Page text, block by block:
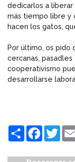
dedicarlos a
más tiempo libre y
hacen los gatos,
Por último, os pido
cercanas,
cooperativismo
desarrollarse
CompartirFacebook